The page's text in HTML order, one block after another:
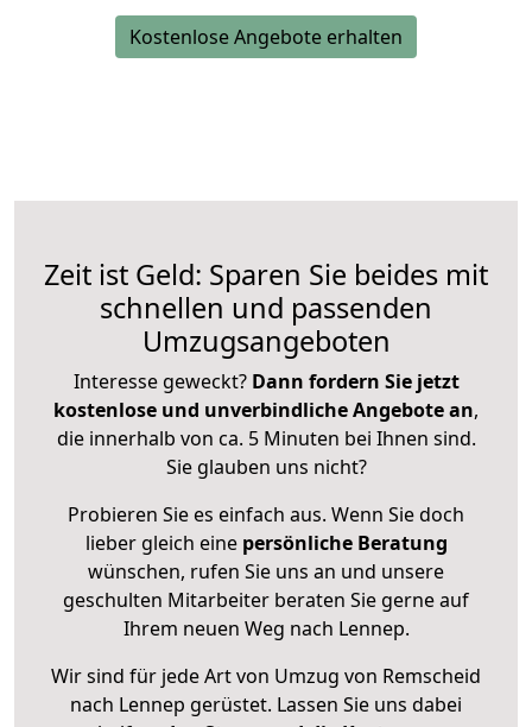
Kostenlose Angebote erhalten
Zeit ist Geld: Sparen Sie beides mit
schnellen und passenden
Umzugsangeboten
Interesse geweckt? Dann fordern Sie jetzt
kostenlose und unverbindliche Angebote an,
die innerhalb von ca. 5 Minuten bei Ihnen sind.
Sie glauben uns nicht?
Probieren Sie es einfach aus. Wenn Sie doch
lieber gleich eine persönliche Beratung
wünschen, rufen Sie uns an und unsere
geschulten Mitarbeiter beraten Sie gerne auf
Ihrem neuen Weg nach Lennep.
Wir sind für jede Art von Umzug von Remscheid
nach Lennep gerüstet. Lassen Sie uns dabei